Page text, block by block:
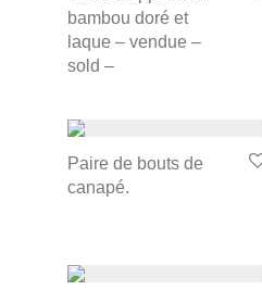
bambou doré et
laque – vendue –
sold –
Paire de bouts de
canapé.